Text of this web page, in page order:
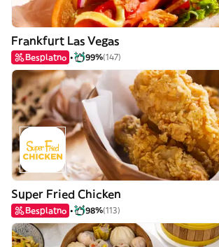
Frankfurt Las Vegas
Besplatno 99%(147)
Super Fried Chicken
Besplatno 98%(113)